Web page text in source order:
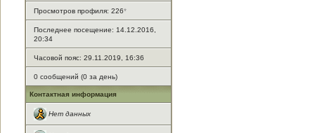
Просмотров профиля: 226*
Последнее посещение: 14.12.2016,
20:34
Часовой пояс: 29.11.2019, 16:36
0 сообщений (0 за день)
Контактная информация
Нет данных